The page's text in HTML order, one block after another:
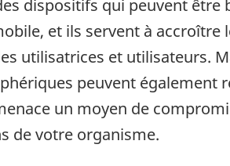
dispositifs qui peuvent être
et ils servent à accroître
utilisatrices et utilisateurs.
peuvent également
un moyen de
de votre organisme.